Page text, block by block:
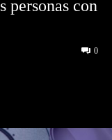
personas con
0